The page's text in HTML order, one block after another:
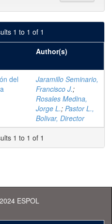
1 to 1 of 1
Author(s)
del
Jaramillo Seminario,
Francisco J.;
Rosales Medina,
Jorge L.; Pastor L.,
Bolivar, Director
1 to 1 of 1
ESPOL